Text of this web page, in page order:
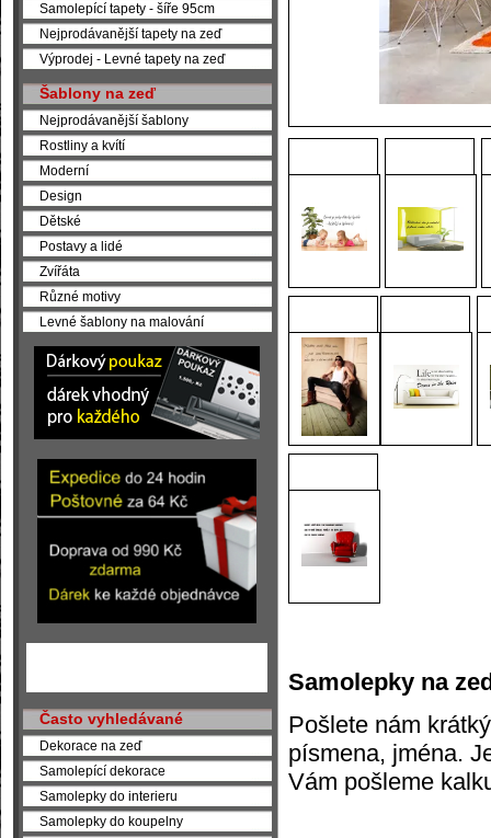
Samolepky na
Pošlete nám
písmena, jména.
Vám pošleme
Samolepící tapety - šíře 95cm
Nejprodávanější tapety na zeď
Výprodej - Levné tapety na zeď
Šablony na zeď
Nejprodávanější šablony
Rostliny a kvítí
Moderní
Design
Dětské
Postavy a lidé
Zvířáta
Různé motivy
Levné šablony na malování
Často vyhledávané
Dekorace na zeď
Samolepící dekorace
Samolepky do interieru
Samolepky do koupelny